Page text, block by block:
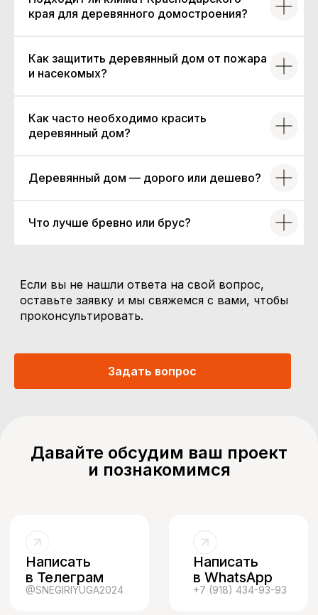
края для деревянного домостроения?
Как защитить деревянный дом от пожара
и насекомых?
Как часто необходимо красить
деревянный дом?
Деревянный дом — дорого или дешево?
Что лучше бревно или брус?
Если вы не нашли ответа на свой вопрос,
оставьте заявку и мы свяжемся с вами, чтобы
проконсультировать.
Задать вопрос
Давайте обсудим ваш проект
и познакомимся
Политика конфиденциальности